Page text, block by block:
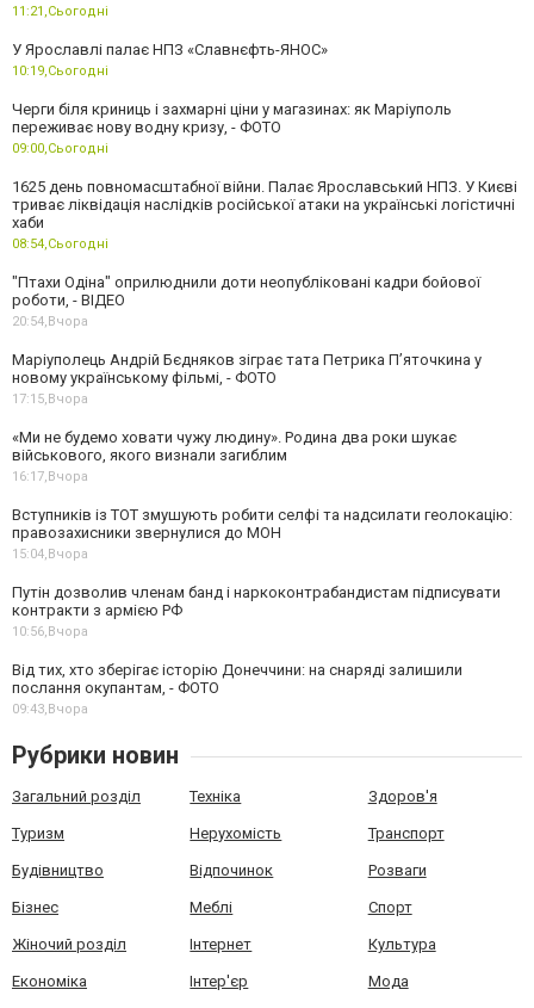
11:21,Сьогодні
У Ярославлі палає НПЗ «Славнєфть-ЯНОС»
10:19,Сьогодні
Черги біля криниць і захмарні ціни у магазинах: як Маріуполь
переживає нову водну кризу, - ФОТО
09:00,Сьогодні
1625 день повномасштабної війни. Палає Ярославський НПЗ. У Києві
триває ліквідація наслідків російської атаки на українські логістичні
хаби
08:54,Сьогодні
"Птахи Одіна" оприлюднили доти неопубліковані кадри бойової
роботи, - ВІДЕО
20:54,Вчора
Маріуполець Андрій Бєдняков зіграє тата Петрика П’яточкина у
новому українському фільмі, - ФОТО
17:15,Вчора
«Ми не будемо ховати чужу людину». Родина два роки шукає
військового, якого визнали загиблим
16:17,Вчора
Вступників із ТОТ змушують робити селфі та надсилати геолокацію:
правозахисники звернулися до МОН
15:04,Вчора
Путін дозволив членам банд і наркоконтрабандистам підписувати
контракти з армією РФ
10:56,Вчора
Від тих, хто зберігає історію Донеччини: на снаряді залишили
послання окупантам, - ФОТО
09:43,Вчора
Рубрики новин
Загальний розділ Техніка Здоров'я
Туризм Нерухомість Транспорт
Будівництво Відпочинок Розваги
Бізнес Меблі Спорт
Жіночий розділ Інтернет Культура
Економіка Інтер'єр Мода